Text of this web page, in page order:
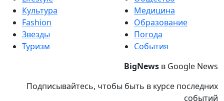
Культура
Fashion
Звезды
Туризм
Медицина
Образование
Погода
События
BigNews в Google News
Подписывайтесь, чтобы быть в курсе последних
событий